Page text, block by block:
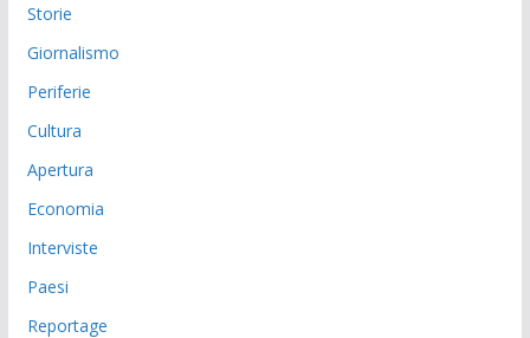
Storie
Giornalismo
Periferie
Cultura
Apertura
Economia
Interviste
Paesi
Reportage